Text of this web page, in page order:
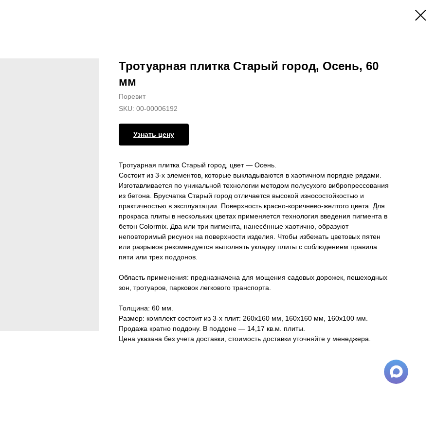
Тротуарная плитка Старый город, Осень, 60
мм
Поревит
SKU: 00-00006192
Узнать цену
Тротуарная плитка Старый город, цвет — Осень.
Состоит из 3-х элементов, которые выкладываются в хаотичном порядке рядами.
Изготавливается по уникальной технологии методом полусухого вибропрессования
из бетона. Брусчатка Старый город отличается высокой износостойкостью и
практичностью в эксплуатации. Поверхность красно-коричнево-желтого цвета. Для
прокраса плиты в нескольких цветах применяется технология введения пигмента в
бетон Colormix. Два или три пигмента, нанесённые хаотично, образуют
неповторимый рисунок на поверхности изделия. Чтобы избежать цветовых пятен
или разрывов рекомендуется выполнять укладку плиты с соблюдением правила
пяти или трех поддонов.
Область применения: предназначена для мощения садовых дорожек, пешеходных
зон, тротуаров, парковок легкового транспорта.
Толщина: 60 мм.
Размер: комплект состоит из 3-х плит: 260х160 мм, 160х160 мм, 160х100 мм.
Продажа кратно поддону. В поддоне — 14,17 кв.м. плиты.
Цена указана без учета доставки, стоимость доставки уточняйте у менеджера.